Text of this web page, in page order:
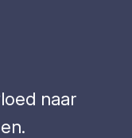
naar